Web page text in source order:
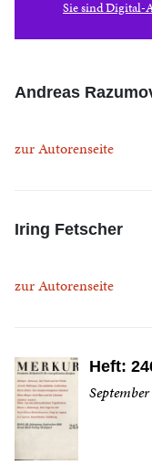
Sie sind Digital-
Andreas
zur Autorenseite
Iring Fetscher
zur Autorenseite
Heft: